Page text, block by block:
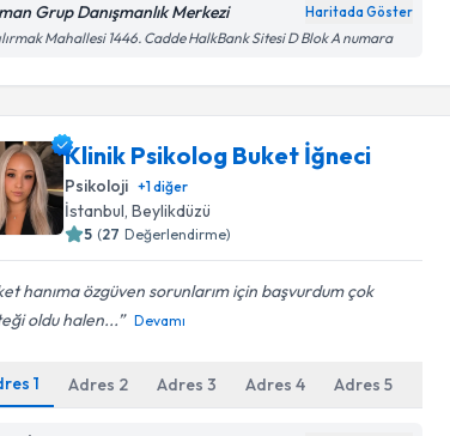
Grup Danışmanlık Merkezi Haritada Göster
Mahallesi 1446. Cadde HalkBank Sitesi D Blok A numara
Klinik Psikolog Buket İğneci
Psikoloji +1diğer
İstanbul , Beylikdüzü
5 (27 Değerlendirme)
hanıma özgüven sorunlarım için başvurdum çok
oldu halen...
Devamı
1 Adres 2 Adres3 Adres4 Adres5